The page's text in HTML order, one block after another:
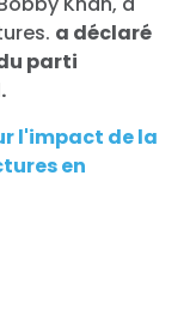
a déclaré
parti
l'impact de la
en